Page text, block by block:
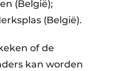
(België);
(België).
of de
kan worden